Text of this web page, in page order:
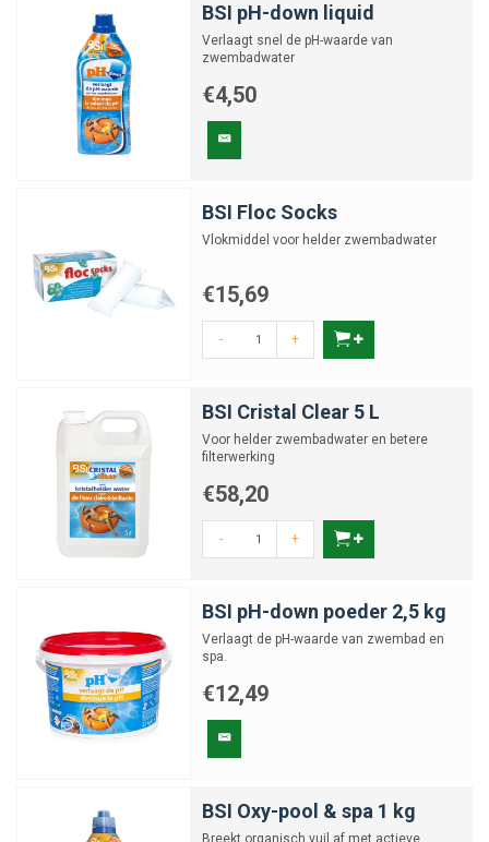
BSI pH-down liquid
Verlaagt snel de pH-waarde van
zwembadwater
€4,50
BSI Floc Socks
Vlokmiddel voor helder zwembadwater
€15,69
- +
BSI Cristal Clear 5 L
Voor helder zwembadwater en betere
filterwerking
€58,20
- +
BSI pH-down poeder 2,5 kg
Verlaagt de pH-waarde van zwembad en
spa.
€12,49
BSI Oxy-pool & spa 1 kg
Breekt organisch vuil af met actieve